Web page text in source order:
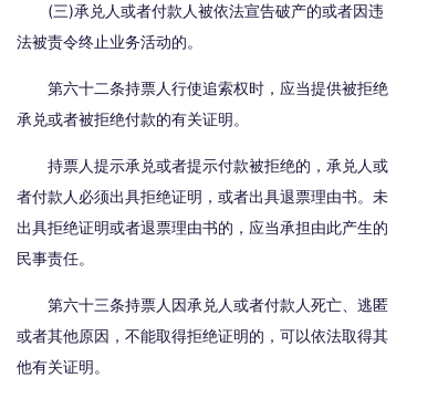
(三)承兑人或者付款人被依法宣告破产的或者因违
法被责令终止业务活动的。
第六十二条持票人行使追索权时，应当提供被拒绝
承兑或者被拒绝付款的有关证明。
持票人提示承兑或者提示付款被拒绝的，承兑人或
者付款人必须出具拒绝证明，或者出具退票理由书。未
出具拒绝证明或者退票理由书的，应当承担由此产生的
民事责任。
第六十三条持票人因承兑人或者付款人死亡、逃匿
或者其他原因，不能取得拒绝证明的，可以依法取得其
他有关证明。